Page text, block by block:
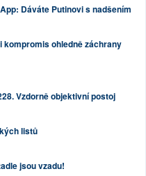
Dáváte Putinovi s nadšením
kompromis ohledně záchrany
Vzdorně objektivní postoj
listů
jsou vzadu!